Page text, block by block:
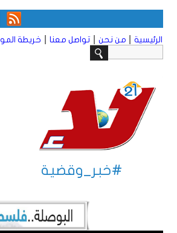
الرئيسية من نحن تواصل معنا خريطة
#خبر_وقضية